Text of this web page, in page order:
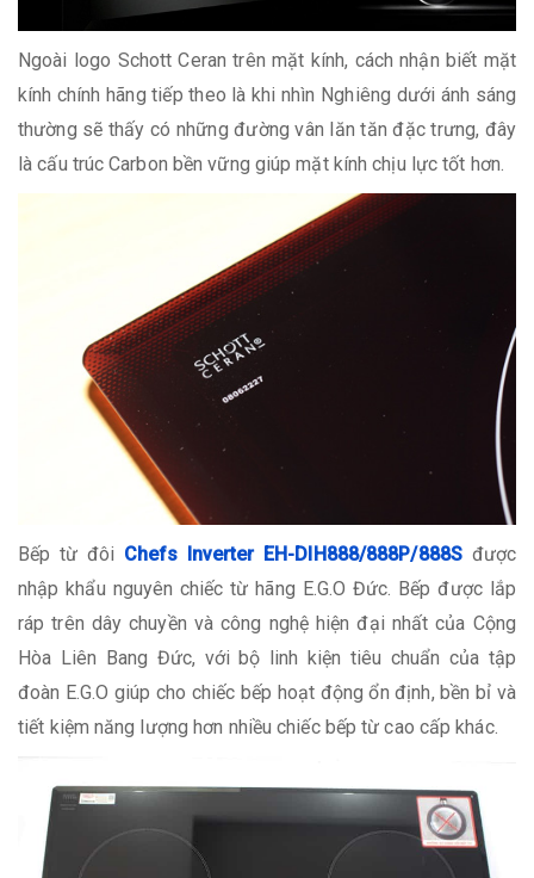
Ngoài logo Schott Ceran trên mặt kính, cách nhận biết mặt
kính chính hãng tiếp theo là khi nhìn Nghiêng dưới ánh sáng
thường sẽ thấy có những đường vân lăn tăn đặc trưng, đây
là cấu trúc Carbon bền vững giúp mặt kính chịu lực tốt hơn.
Bếp từ đôi Chefs Inverter EH-DIH888/888P/888S được
nhập khẩu nguyên chiếc từ hãng E.G.O Đức. Bếp được lắp
ráp trên dây chuyền và công nghệ hiện đại nhất của Cộng
Hòa Liên Bang Đức, với bộ linh kiện tiêu chuẩn của tập
đoàn E.G.O giúp cho chiếc bếp hoạt động ổn định, bền bỉ và
tiết kiệm năng lượng hơn nhiều chiếc bếp từ cao cấp khác.